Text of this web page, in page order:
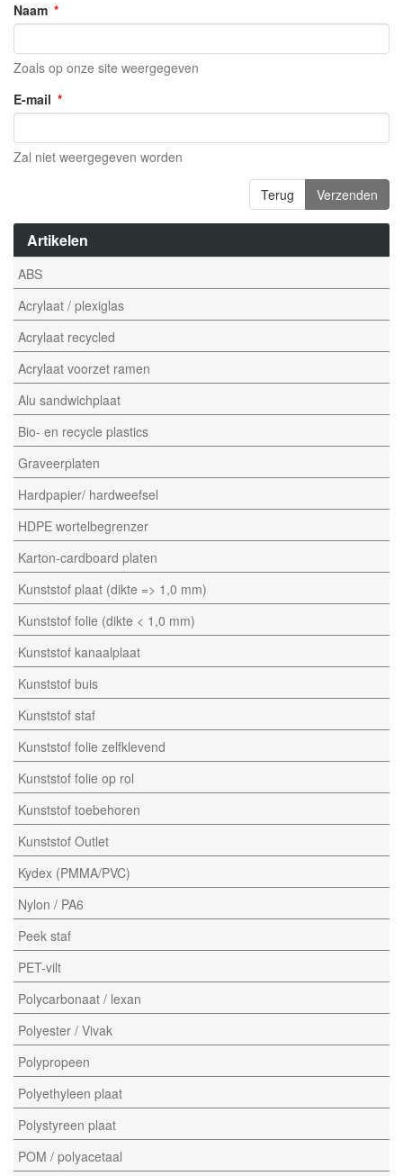
Artikelen
ABS
Acrylaat / plexiglas
Acrylaat recycled
Acrylaat voorzet ramen
Alu sandwichplaat
Bio- en recycle plastics
Graveerplaten
Hardpapier/ hardweefsel
HDPE wortelbegrenzer
Karton-cardboard platen
Kunststof plaat (dikte => 1,0 mm)
Kunststof folie (dikte < 1,0 mm)
Kunststof kanaalplaat
Kunststof buis
Kunststof staf
Kunststof folie zelfklevend
Kunststof folie op rol
Kunststof toebehoren
Kunststof Outlet
Kydex (PMMA/PVC)
Nylon / PA6
Peek staf
PET-vilt
Polycarbonaat / lexan
Polyester / Vivak
Polypropeen
Polyethyleen plaat
Polystyreen plaat
POM / polyacetaal
Naam
Zoals op onze site weergegeven
E-mail
Zal niet weergegeven worden
Terug Verzenden